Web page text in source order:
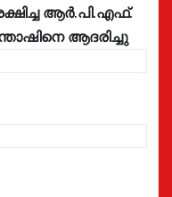
ആർ.പി.എഫ്.
ആദരിച്ചു